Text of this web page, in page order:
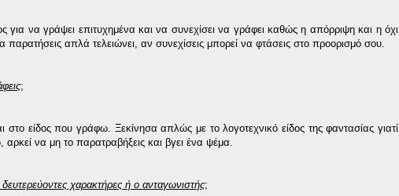
για να γράψει επιτυχημένα και να συνεχίσει να γράφει καθώς η απόρριψη και η όχι
απλά τελειώνει, αν συνεχίσεις μπορεί να φτάσεις στο προορισμό σου.
;
είδος που γράφω. Ξεκίνησα απλώς με το λογοτεχνικό είδος της φαντασίας γιατί
αρκεί να μη το παρατραβήξεις και βγει ένα ψέμα.
χαρακτήρες ή ο ανταγωνιστής;